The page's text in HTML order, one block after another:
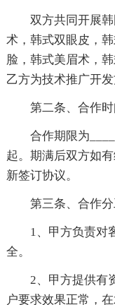
双方共同开展韩
术，韩式双眼皮，
脸，韩式美眉术，
乙方为技术推广开发
第二条、合作时
合作期限为
起。期满后双方如
新签订协议。
第三条、合作分
1、甲方负责对客
全。
2、甲方提供有资
户要求效果正常，